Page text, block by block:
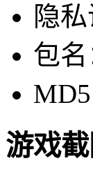
隐私
包名
游戏截